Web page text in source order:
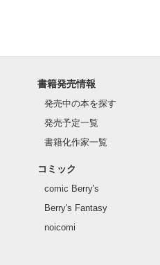
書籍発売情報
発売中の本を探す
発売予定一覧
書籍化作家一覧
コミック
comic Berry's
Berry's Fantasy
noicomi